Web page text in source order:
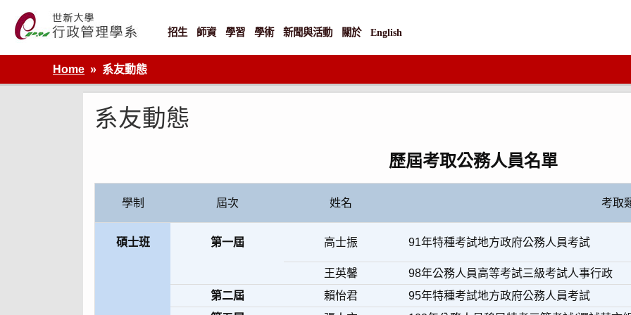
content
世新大學行政管理學系網站
招生 師資 學習 學術 新聞與活動 關於 English
Home 系友動態
系友動態
歷屆考取公務人員名單
學制 屆次 姓名 考取
碩士班 第一屆 高士振 91年特種考試地方政府公務人員考試
王英馨
98年公務人員高等考試三級考試人事行政
第二屆
賴怡君
95年特種考試地方政府公務人員考試